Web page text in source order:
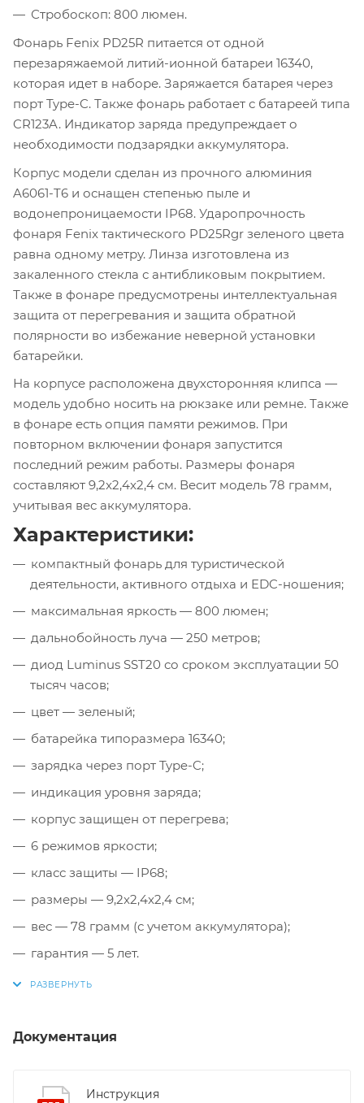
Стробоскоп: 800 люмен.
Фонарь Fenix PD25R питается от одной
перезаряжаемой литий-ионной батареи 16340,
которая идет в наборе. Заряжается батарея через
порт Type-C. Также фонарь работает с батареей типа
CR123A. Индикатор заряда предупреждает о
необходимости подзарядки аккумулятора.
Корпус модели сделан из прочного алюминия
A6061-T6 и оснащен степенью пыле и
водонепроницаемости IP68. Ударопрочность
фонаря Fenix тактического PD25Rgr зеленого цвета
равна одному метру. Линза изготовлена из
закаленного стекла с антибликовым покрытием.
Также в фонаре предусмотрены интеллектуальная
защита от перегревания и защита обратной
полярности во избежание неверной установки
батарейки.
На корпусе расположена двухсторонняя клипса —
модель удобно носить на рюкзаке или ремне. Также
в фонаре есть опция памяти режимов. При
повторном включении фонаря запустится
последний режим работы. Размеры фонаря
составляют 9,2x2,4x2,4 см. Весит модель 78 грамм,
учитывая вес аккумулятора.
Характеристики:
компактный фонарь для туристической
деятельности, активного отдыха и EDC-ношения;
максимальная яркость — 800 люмен;
дальнобойность луча — 250 метров;
диод Luminus SST20 со сроком эксплуатации 50
тысяч часов;
цвет — зеленый;
батарейка типоразмера 16340;
зарядка через порт Type-C;
индикация уровня заряда;
корпус защищен от перегрева;
6 режимов яркости;
класс защиты — IP68;
размеры — 9,2x2,4x2,4 см;
вес — 78 грамм (с учетом аккумулятора);
гарантия — 5 лет.
Документация
Инструкция